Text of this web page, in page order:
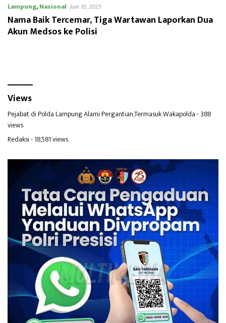
Lampung,Nasional Juni 10, 2025
Nama Baik Tercemar, Tiga Wartawan Laporkan Dua
Akun Medsos ke Polisi
Views
Pejabat di Polda Lampung Alami Pergantian,Termasuk Wakapolda- 388
views
Redaksi- 18,581 views